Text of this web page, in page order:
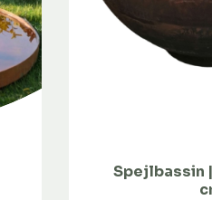
Spejlbassin